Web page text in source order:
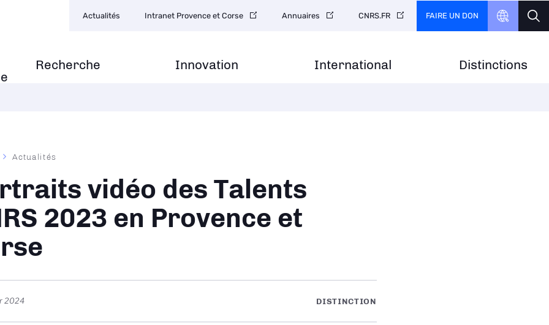
Recherche Innovation International Distinctions
secondaire
Actualités Intranet Provence et Corse Annuaires CNRS.FR FAIRE UN DON
Actualités
vidéo des Talents
2023 en Provence et
2024 DISTINCTION